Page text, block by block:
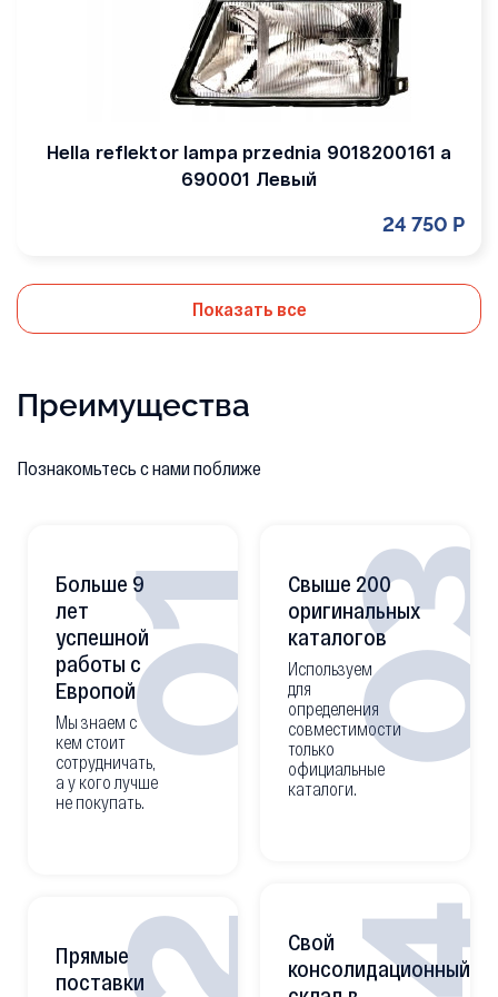
Hella reflektor lampa przednia 9018200161 a
690001 Левый
24 750 Р
Показать все
Преимущества
Познакомьтесь с нами поближе
01
Больше 9
лет
успешной
работы с
Европой
Мы знаем с
кем стоит
сотрудничать,
а у кого лучше
не покупать.
Прямые
поставки
Свыше 200
оригинальных
каталогов
Используем
для
определения
совместимости
только
официальные
каталоги.
Свой
консолидационный